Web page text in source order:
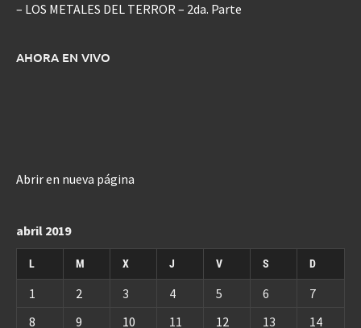
– LOS METALES DEL TERROR – 2da. Parte
AHORA EN VIVO
Abrir en nueva página
abril 2019
L M X J V S D
1 2 3 4 5 6
7
8
9 10 11 12 13
14